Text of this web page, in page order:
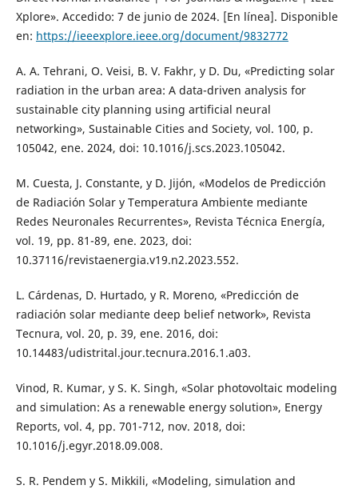
Xplore». Accedido: 7 de junio de 2024. [En línea]. Disponible
en: https://ieeexplore.ieee.org/document/9832772
A. A. Tehrani, O. Veisi, B. V. Fakhr, y D. Du, «Predicting solar
radiation in the urban area: A data-driven analysis for
sustainable city planning using artificial neural
networking», Sustainable Cities and Society, vol. 100, p.
105042, ene. 2024, doi: 10.1016/j.scs.2023.105042.
M. Cuesta, J. Constante, y D. Jijón, «Modelos de Predicción
de Radiación Solar y Temperatura Ambiente mediante
Redes Neuronales Recurrentes», Revista Técnica Energía,
vol. 19, pp. 81-89, ene. 2023, doi:
10.37116/revistaenergia.v19.n2.2023.552.
L. Cárdenas, D. Hurtado, y R. Moreno, «Predicción de
radiación solar mediante deep belief network», Revista
Tecnura, vol. 20, p. 39, ene. 2016, doi:
10.14483/udistrital.jour.tecnura.2016.1.a03.
Vinod, R. Kumar, y S. K. Singh, «Solar photovoltaic modeling
and simulation: As a renewable energy solution», Energy
Reports, vol. 4, pp. 701-712, nov. 2018, doi:
10.1016/j.egyr.2018.09.008.
S. R. Pendem y S. Mikkili, «Modeling, simulation and